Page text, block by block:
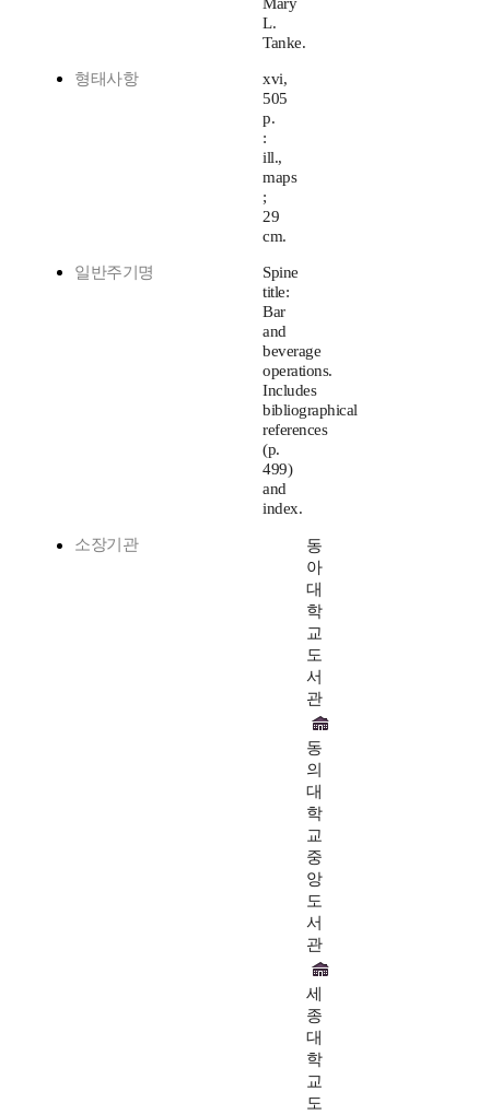
Mary
L.
Tanke.
형태사항
xvi,
505
p.
:
ill.,
maps
;
29
cm.
일반주기명
Spine
title:
Bar
and
beverage
operations.
Includes
bibliographical
references
(p.
499)
and
index.
소장기관
동
아
대
학
교
도
서
관
동
의
대
학
교
중
앙
도
서
관
세
종
대
학
교
도